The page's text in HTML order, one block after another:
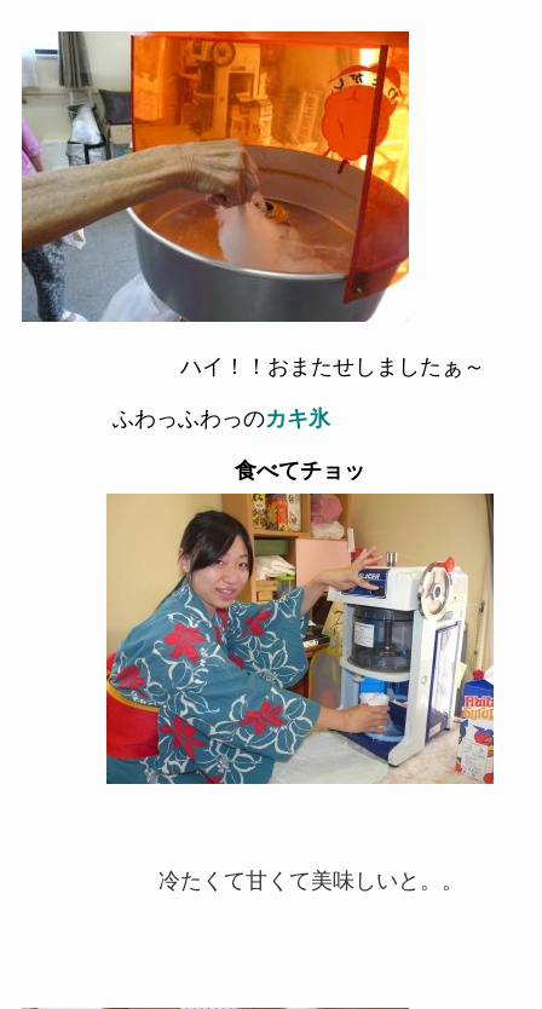
ハイ！！おまたせしましたぁ～
ふわっふわっのカキ氷
食べてチョッ
冷たくて甘くて美味しいと。。